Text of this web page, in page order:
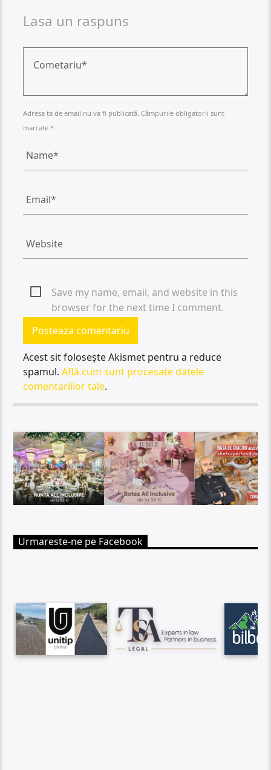
Lasa un raspuns
Adresa ta de email nu va fi publicată. Câmpurile obligatorii sunt
marcate *
Save my name, email, and website in this
browser for the next time I comment.
Acest sit folosește Akismet pentru a reduce
spamul.Află cum sunt procesate datele
comentariilor tale.
Urmareste-ne pe Facebook